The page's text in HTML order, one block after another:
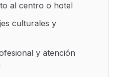
al centro o hotel
culturales y
y atención